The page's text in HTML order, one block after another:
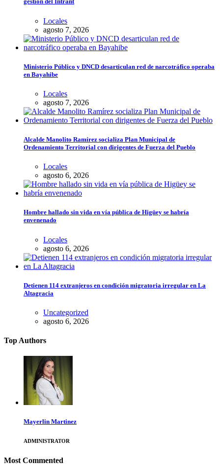
Locales
agosto 7, 2026
Ministerio Público y DNCD desarticulan red de narcotráfico operaba
en Bayahibe
Locales
agosto 7, 2026
Alcalde Manolito Ramírez socializa Plan Municipal de
Ordenamiento Territorial con dirigentes de Fuerza del Pueblo
Locales
agosto 6, 2026
Hombre hallado sin vida en vía pública de Higüey se habría
envenenado
Locales
agosto 6, 2026
Detienen 114 extranjeros en condición migratoria irregular en La
Altagracia
Uncategorized
agosto 6, 2026
Top Authors
Mayerlin Martinez
ADMINISTRATOR
Most Commented